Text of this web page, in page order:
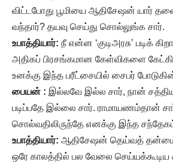
விட்டபோது பூமியை ஆதிசேஷன் யார்
வந்தார்? தயவு செய்து சொல்லுங்க சார்.
உபாத்தியார்: நீ என்ன ‘குடிஅரசு’ படிக்
அதிகப் பிரசங்கமான கேள்விகளை
உனக்கு இந்த பரீட்சையில் சைபர்
பையன் : இல்லவே இல்ல சார், நான்
படிப்பதே இல்லை சார். ராமாயணம்தான்
சொல்வதிலிருந்தே எனக்கு இந்த
உபாத்தியார்: ஆதிசேஷன் தெய்வத் தன்மை
ஒரே காலத்தில் பல வேலை செய்யக்கூடிய